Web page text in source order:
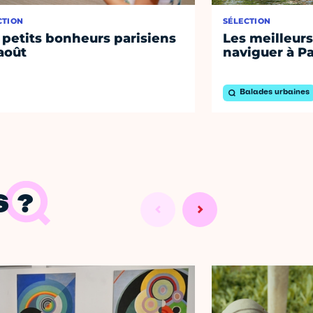
petits bonheurs parisiens
SÉLECTION
Les
naviguer à
Balades urbaines
?